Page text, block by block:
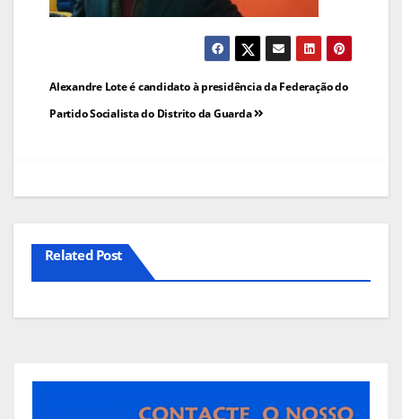
Navegação
de
Alexandre Lote é candidato à presidência da Federação do
Partido Socialista do Distrito da Guarda
Related Post